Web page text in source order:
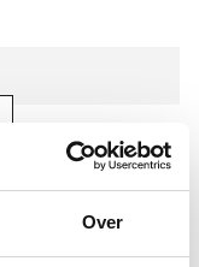
Over